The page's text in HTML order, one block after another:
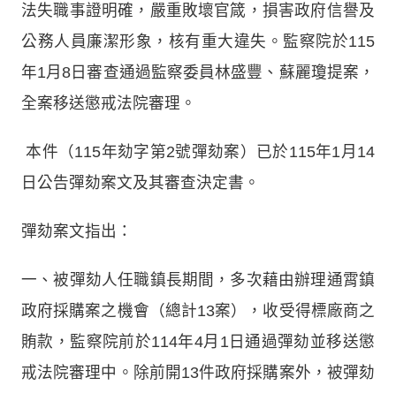
法失職事證明確，嚴重敗壞官箴，損害政府信譽及
公務人員廉潔形象，核有重大違失。監察院於115
年1月8日審查通過監察委員林盛豐、蘇麗瓊提案，
全案移送懲戒法院審理。
本件（115年劾字第2號彈劾案）已於115年1月14
日公告彈劾案文及其審查決定書。
彈劾案文指出：
一、被彈劾人任職鎮長期間，多次藉由辦理通霄鎮
政府採購案之機會（總計13案），收受得標廠商之
賄款，監察院前於114年4月1日通過彈劾並移送懲
戒法院審理中。除前開13件政府採購案外，被彈劾